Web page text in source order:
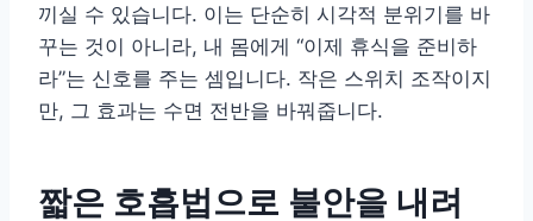
끼실 수 있습니다. 이는 단순히 시각적 분위기를 바
꾸는 것이 아니라, 내 몸에게 “이제 휴식을 준비하
라”는 신호를 주는 셈입니다. 작은 스위치 조작이지
만, 그 효과는 수면 전반을 바꿔줍니다.
짧은 호흡법으로 불안을 내려